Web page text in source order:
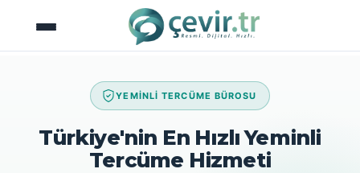
YEMİNLİ TERCÜME BÜROSU
Türkiye'nin En Hızlı Yeminli
Tercüme Hizmeti